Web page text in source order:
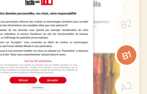
B2
B1
A2